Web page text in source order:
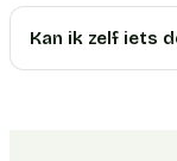
Kan ik zelf iets